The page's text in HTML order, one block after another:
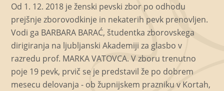
Od 1. 12. 2018 je ženski pevski zbor po odhodu
prejšnje zborovodkinje in nekaterih pevk prenovljen.
Vodi ga BARBARA BARAĆ, študentka zborovskega
dirigiranja na ljubljanski Akademiji za glasbo v
razredu prof. MARKA VATOVCA. V zboru trenutno
poje 19 pevk, prvič se je predstavil že po dobrem
mesecu delovanja - ob župnijskem prazniku v Kortah,